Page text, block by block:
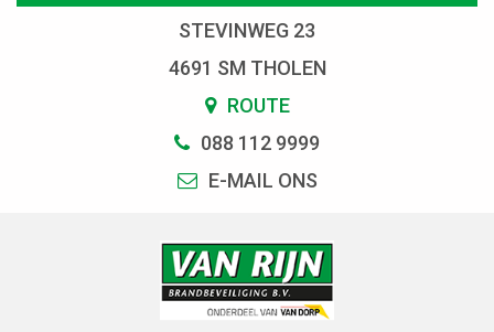
STEVINWEG 23
4691 SM THOLEN
ROUTE
088 112 9999
E-MAIL ONS